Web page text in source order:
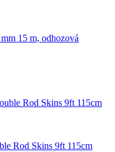
15 m, odhozová
Rod Skins 9ft 115cm